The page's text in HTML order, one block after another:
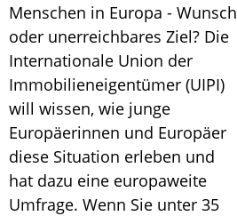
Menschen in Europa - Wunsch
oder unerreichbares Ziel? Die
Internationale Union der
Immobilieneigentümer (UIPI)
will wissen, wie junge
Europäerinnen und Europäer
diese Situation erleben und
hat dazu eine europaweite
Umfrage. Wenn Sie unter 35